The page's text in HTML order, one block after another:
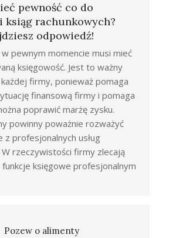
pewność co do
ksiąg rachunkowych?
odpowiedź!
pewnym momencie musi mieć
księgowość. Jest to ważny
firmy, ponieważ pomaga
finansową firmy i pomaga
poprawić marżę zysku.
powinny poważnie rozważyć
z profesjonalnych usług
rzeczywistości firmy zlecają
księgowe profesjonalnym
Pozew o alimenty